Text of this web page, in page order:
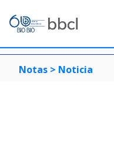
Notas > Noticia